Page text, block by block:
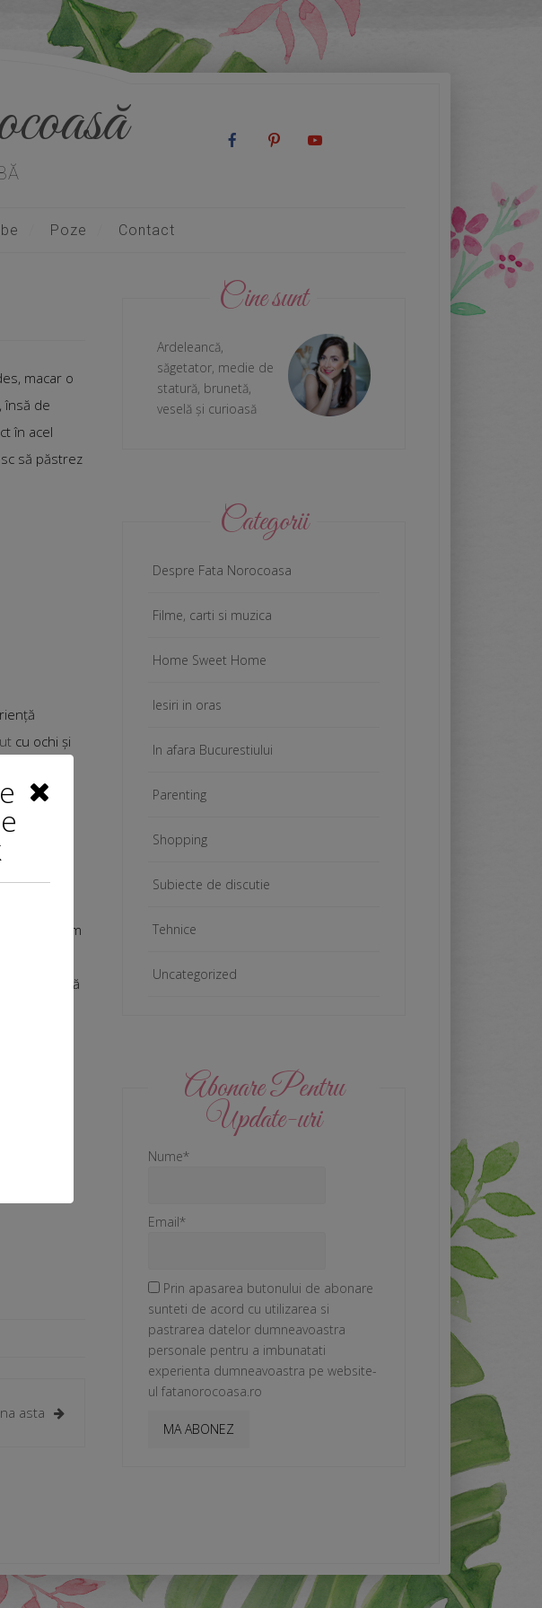
Poze Contact
macar o
însă de
în acel
să păstrez
cu ochi și
subiectul
în
filmul
minimal.
eu așa l-am
filmul, însă
așa) și
asta
Cine sunt
Ardeleancă,
săgetator, medie de
statură, brunetă,
veselă și curioasă
Categorii
Despre Fata Norocoasa
Filme, carti si muzica
Home Sweet Home
Iesiri in oras
In afara Bucurestiului
Parenting
Shopping
Subiecte de discutie
Tehnice
Uncategorized
Abonare Pentru
Update-uri
Nume*
Email*
Prin apasarea butonului de abonare
sunteti de acord cu utilizarea si
pastrarea datelor dumneavoastra
personale pentru a imbunatati
experienta dumneavoastra pe website-
ul fatanorocoasa.ro